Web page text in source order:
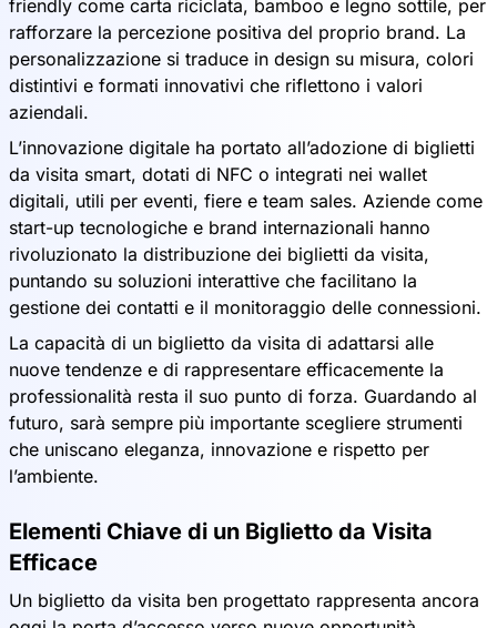
friendly come carta riciclata, bamboo e legno sottile, per
rafforzare la percezione positiva del proprio brand. La
personalizzazione si traduce in design su misura, colori
distintivi e formati innovativi che riflettono i valori
aziendali.
L’innovazione digitale ha portato all’adozione di biglietti
da visita smart, dotati di NFC o integrati nei wallet
digitali, utili per eventi, fiere e team sales. Aziende come
start-up tecnologiche e brand internazionali hanno
rivoluzionato la distribuzione dei biglietti da visita,
puntando su soluzioni interattive che facilitano la
gestione dei contatti e il monitoraggio delle connessioni.
La capacità di un biglietto da visita di adattarsi alle
nuove tendenze e di rappresentare efficacemente la
professionalità resta il suo punto di forza. Guardando al
futuro, sarà sempre più importante scegliere strumenti
che uniscano eleganza, innovazione e rispetto per
l’ambiente.
Elementi Chiave di un Biglietto da Visita
Efficace
Un biglietto da visita ben progettato rappresenta ancora